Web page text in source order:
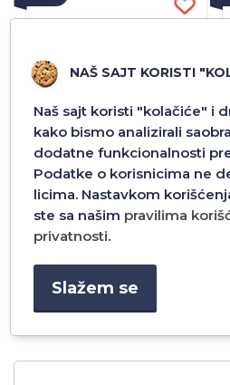
FOLIJA ZA ZASTITU
EKRANA CERAMIC NANO
GLASS ZA XIAOMI 14T CRNA
NAŠ SAJT KORISTI
Naš sajt koristi "kolačiće" i
kako bismo analizirali
dodatne funkcionalnosti
Podatke o korisnicima ne
licima. Nastavkom
ste sa našim pravilima
privatnosti.
Slažem se